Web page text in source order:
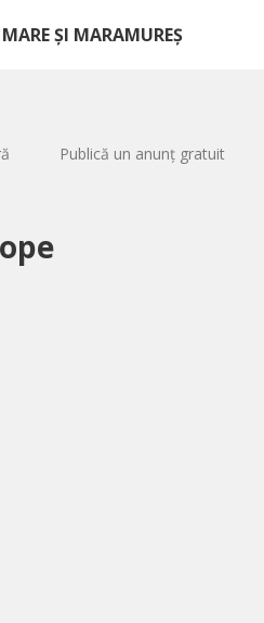
ȘI MARAMUREȘ
Publică un anunț gratuit